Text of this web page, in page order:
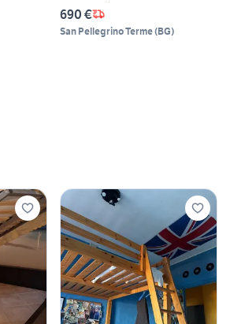
690 €
San Pellegrino Terme(BG)